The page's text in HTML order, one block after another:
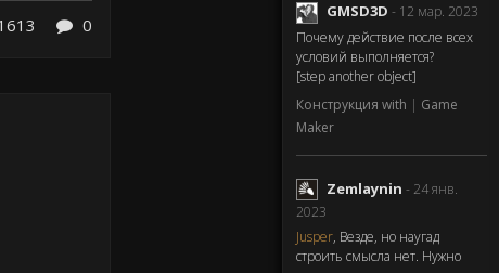
GMSD3D - 12 мар. 2023
Почему действие после всех
условий выполняется?
[step another object]
Конструкция with | Game
Maker
Zemlaynin - 24 янв.
2023
Jusper, Везде, но наугад
строить смысла нет. Нужно
0